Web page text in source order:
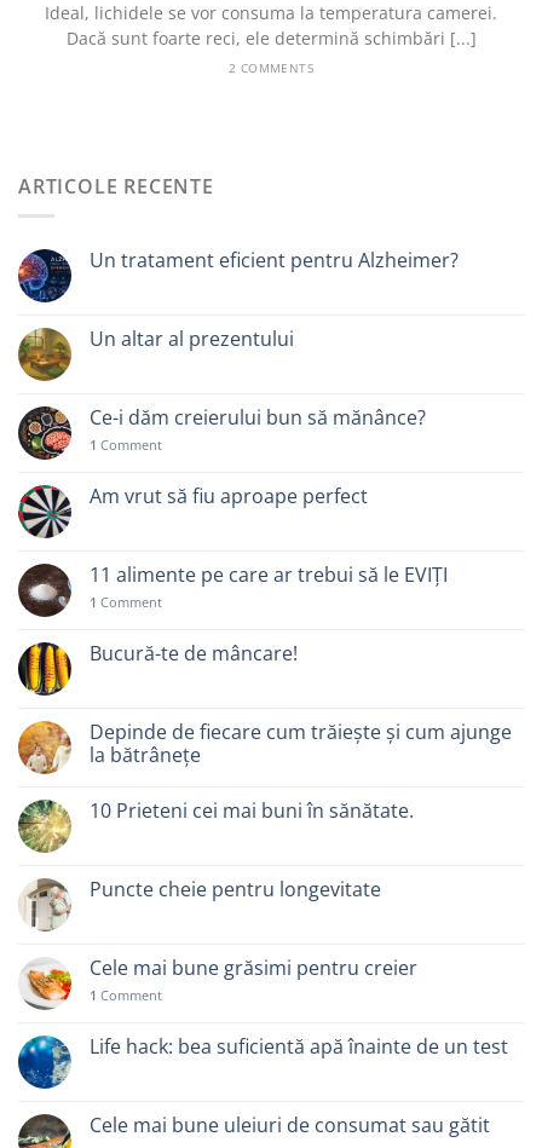
Ideal, lichidele se vor consuma la temperatura camerei.
Dacă sunt foarte reci, ele determină schimbări [...]
2 COMMENTS
ARTICOLE RECENTE
Un tratament eficient pentru Alzheimer?
Un altar al prezentului
Ce-i dăm creierului bun să mănânce?
1 Comment
Am vrut să fiu aproape perfect
11 alimente pe care ar trebui să le EVIȚI
1 Comment
Bucură-te de mâncare!
Depinde de fiecare cum trăiește și cum ajunge
la bătrânețe
10 Prieteni cei mai buni în sănătate.
Puncte cheie pentru longevitate
Cele mai bune grăsimi pentru creier
1 Comment
Life hack: bea suficientă apă înainte de un test
Cele mai bune uleiuri de consumat sau gătit